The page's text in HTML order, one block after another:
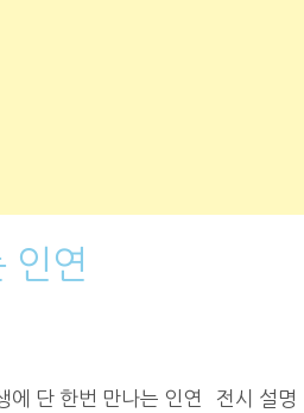
인연
에 단 한번 만나는 인연 전시 설명